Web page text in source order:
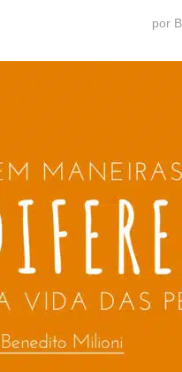
por